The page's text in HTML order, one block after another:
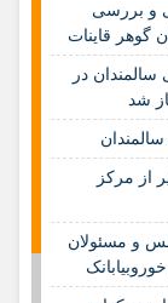
و بررسی
گوهر قاینات
در
شد
از مرکز
و مسئولان